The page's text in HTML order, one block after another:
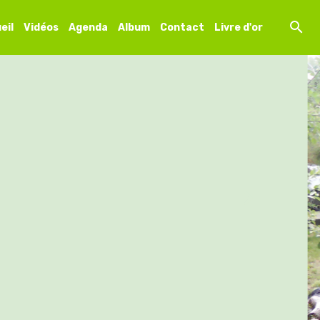
Vidéos Agenda Album Contact Livre d'or